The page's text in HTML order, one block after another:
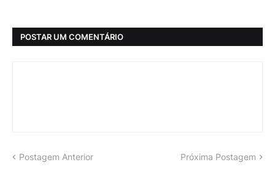
POSTAR UM COMENTÁRIO
Postagem Anterior Próxima Postagem